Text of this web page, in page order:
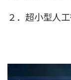
２．超小型人